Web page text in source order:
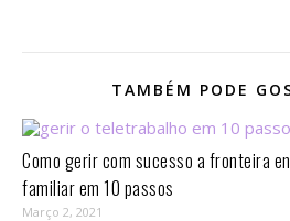
TAMBÉM PODE
Como gerir com sucesso a fronteira
familiar em 10 passos⁣
Março 2, 2021